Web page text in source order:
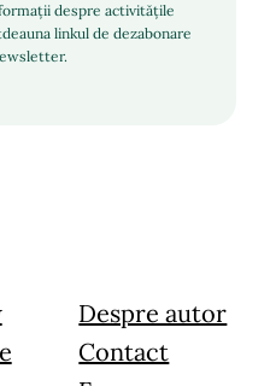
despre activitățile
linkul de dezabonare
Despre autor
Contact